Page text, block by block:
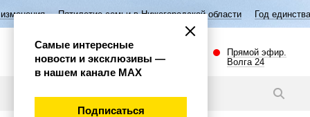
семьи в Нижегородской области Год единства народов России
Прямой эфир.
Волга 24
Самые интересные
новости и эксклюзивы —
в нашем канале МАХ
Подписаться